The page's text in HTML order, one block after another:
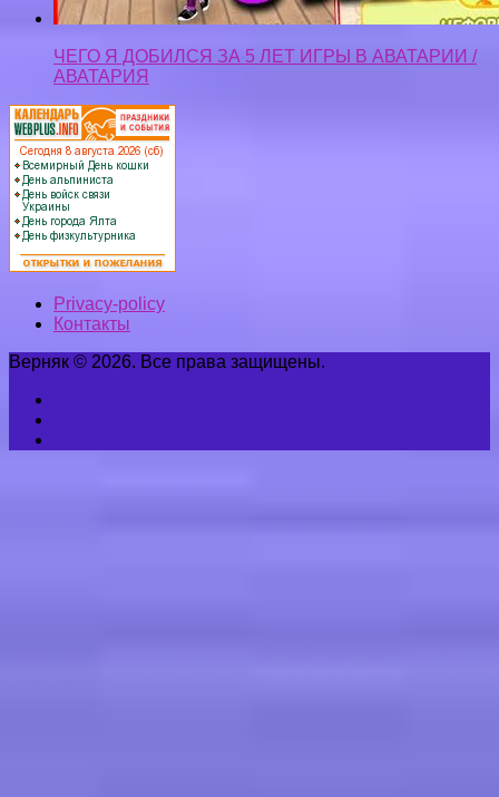
ЧЕГО Я ДОБИЛСЯ ЗА 5 ЛЕТ ИГРЫ В АВАТАРИИ /
АВАТАРИЯ
Privacy-policy
Контакты
Верняк © 2026. Все права защищены.